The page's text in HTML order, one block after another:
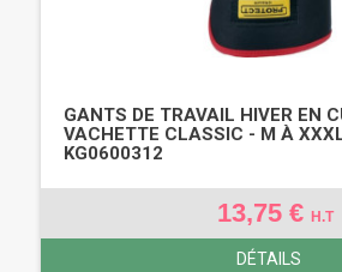
GANTS DE TRAVAIL HIVER EN
VACHETTE CLASSIC - M À
KG0600312
13,75 € H.T
DÉTAILS